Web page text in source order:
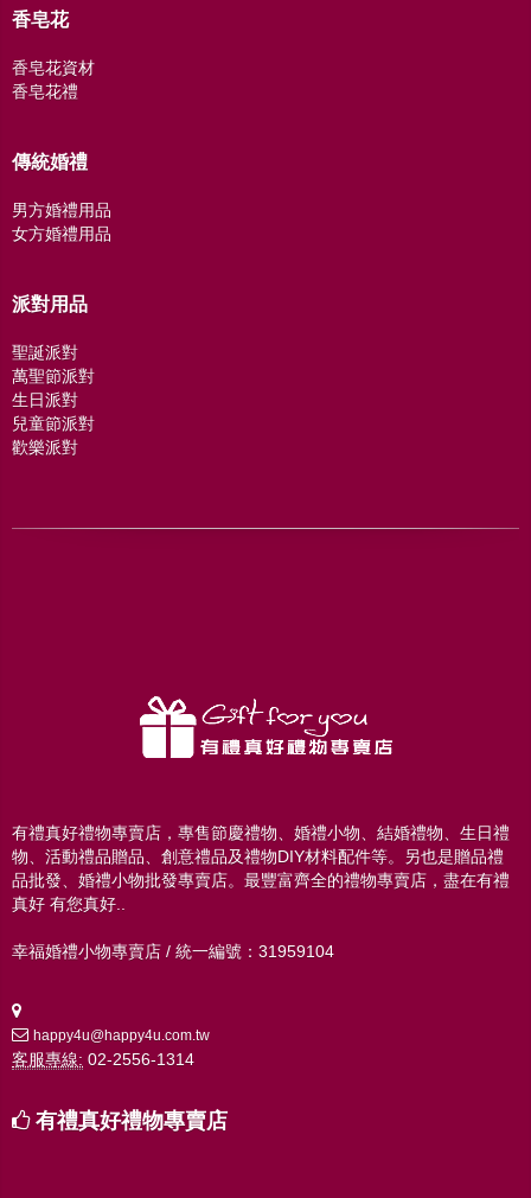
香皂花
香皂花資材
香皂花禮
傳統婚禮
男方婚禮用品
女方婚禮用品
派對用品
聖誕派對
萬聖節派對
生日派對
兒童節派對
歡樂派對
有禮真好禮物專賣店，專售節慶禮物、婚禮小物、結婚禮物、生日禮
物、活動禮品贈品、創意禮品及禮物DIY材料配件等。另也是贈品禮
品批發、婚禮小物批發專賣店。最豐富齊全的禮物專賣店，盡在有禮
真好 有您真好..
幸福婚禮小物專賣店 / 統一編號：31959104
happy4u@happy4u.com.tw
客服專線: 02-2556-1314
有禮真好禮物專賣店